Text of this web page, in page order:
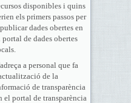
disponibles i quins
els primers passos per
dades obertes en
portal de dades obertes
a personal que fa
de la
de transparència
el portal de transparència